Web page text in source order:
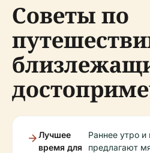
Советы по
Лучшее
время для
Раннее утро и
предлагают